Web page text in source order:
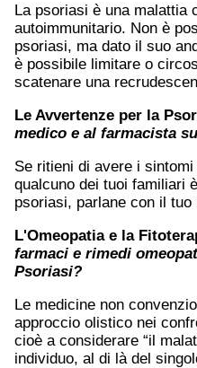
La psoriasi è una malattia
autoimmunitario. Non è
psoriasi, ma dato il suo
è possibile limitare o
scatenare una
Le Avvertenze per la
medico e al farmacista
Se ritieni di avere i
qualcuno dei tuoi familiari
psoriasi, parlane con il
L'Omeopatia e la
farmaci e rimedi
Psoriasi?
Le medicine non
approccio olistico nei
cioè a considerare “il
individuo, al di là del